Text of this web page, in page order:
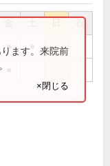
祝
●ます。来院前
×閉じる